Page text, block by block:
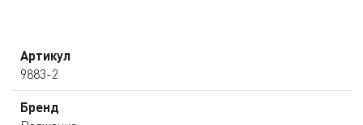
Артикул
9883-2
Бренд